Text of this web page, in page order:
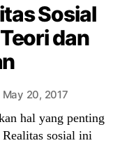
Sosial
dan
May 20, 2017
hal yang penting
sosial ini